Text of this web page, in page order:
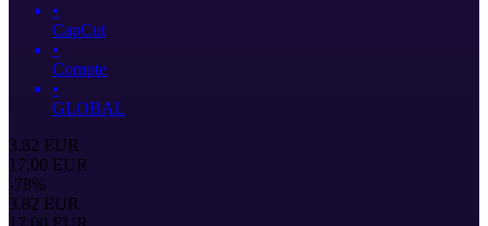
•
CapCut
•
Compte
•
GLOBAL
3.82 EUR
17.00 EUR
-78%
3.82 EUR